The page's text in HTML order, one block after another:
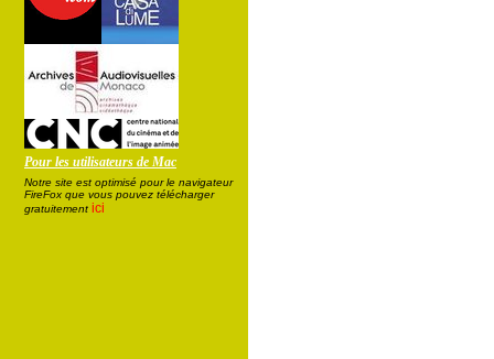
Pour les utilisateurs de Mac
Notre site est optimisé pour le navigateur
FireFox que vous pouvez télécharger
gratuitement ici